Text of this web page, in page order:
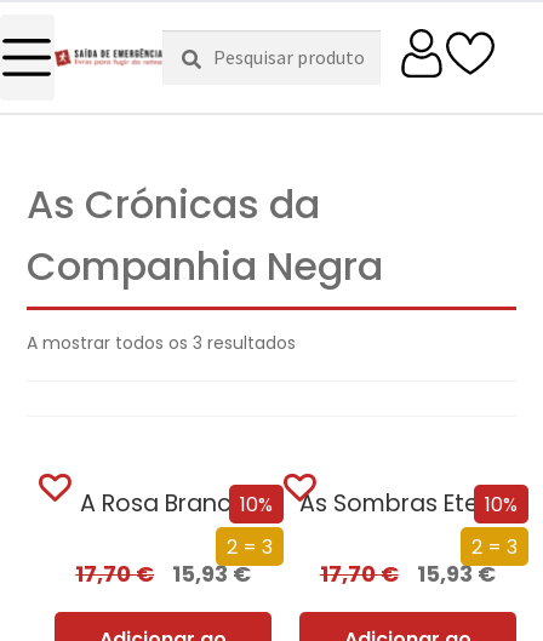
Pesquisar
por:
Pesquisa
As Crónicas da
Companhia Negra
A mostrar todos os 3 resultados
10%
2 = 3
A Rosa Branca
17,70€ 15,93€
10%
2 = 3
As Sombras Eternas
17,70€ 15,93€